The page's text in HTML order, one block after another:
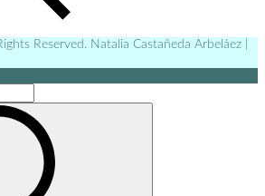
Reserved. Natalia Castañeda Arbeláez |